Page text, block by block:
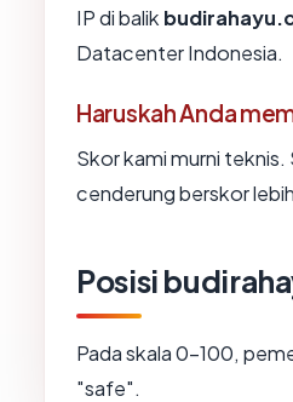
IP di balik
Datacenter Indonesia.
Haruskah Anda
Skor kami murni
cenderung berskor
Posisi
Pada skala 0-100,
"safe".